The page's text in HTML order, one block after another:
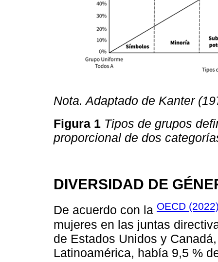
Nota. Adaptado de Kanter
Figura 1 Tipos de grupos
proporcional de dos
DIVERSIDAD DE
De acuerdo con la OECD
mujeres en las juntas
de Estados Unidos y
Latinoamérica, había 9,5 %